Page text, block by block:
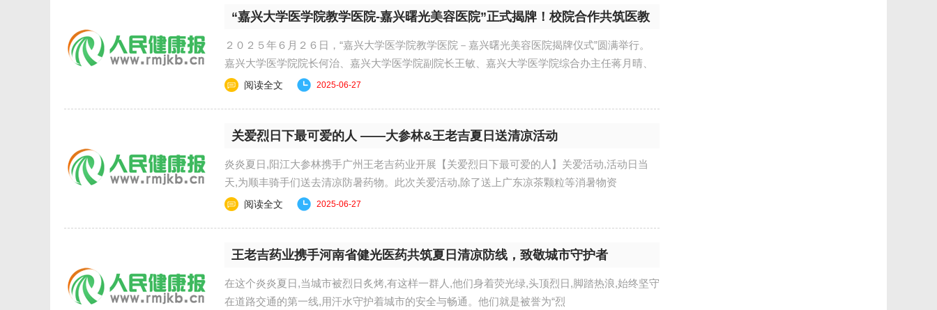
“嘉兴大学医学院教学医院-嘉兴曙光美容医院”正式揭牌！校院合作共筑医教
协同新生态
２０２５年６月２６日，“嘉兴大学医学院教学医院－嘉兴曙光美容医院揭牌仪式”圆满举行。
嘉兴大学医学院院长何治、嘉兴大学医学院副院长王敏、嘉兴大学医学院综合办主任蒋月晴、
阅读全文 2025-06-27
关爱烈日下最可爱的人 ——大参林&王老吉夏日送清凉活动
炎炎夏日,阳江大参林携手广州王老吉药业开展【关爱烈日下最可爱的人】关爱活动,活动日当
天,为顺丰骑手们送去清凉防暑药物。此次关爱活动,除了送上广东凉茶颗粒等消暑物资
阅读全文 2025-06-27
王老吉药业携手河南省健光医药共筑夏日清凉防线，致敬城市守护者
在这个炎炎夏日,当城市被烈日炙烤,有这样一群人,他们身着荧光绿,头顶烈日,脚踏热浪,始终坚守
在道路交通的第一线,用汗水守护着城市的安全与畅通。他们就是被誉为“烈